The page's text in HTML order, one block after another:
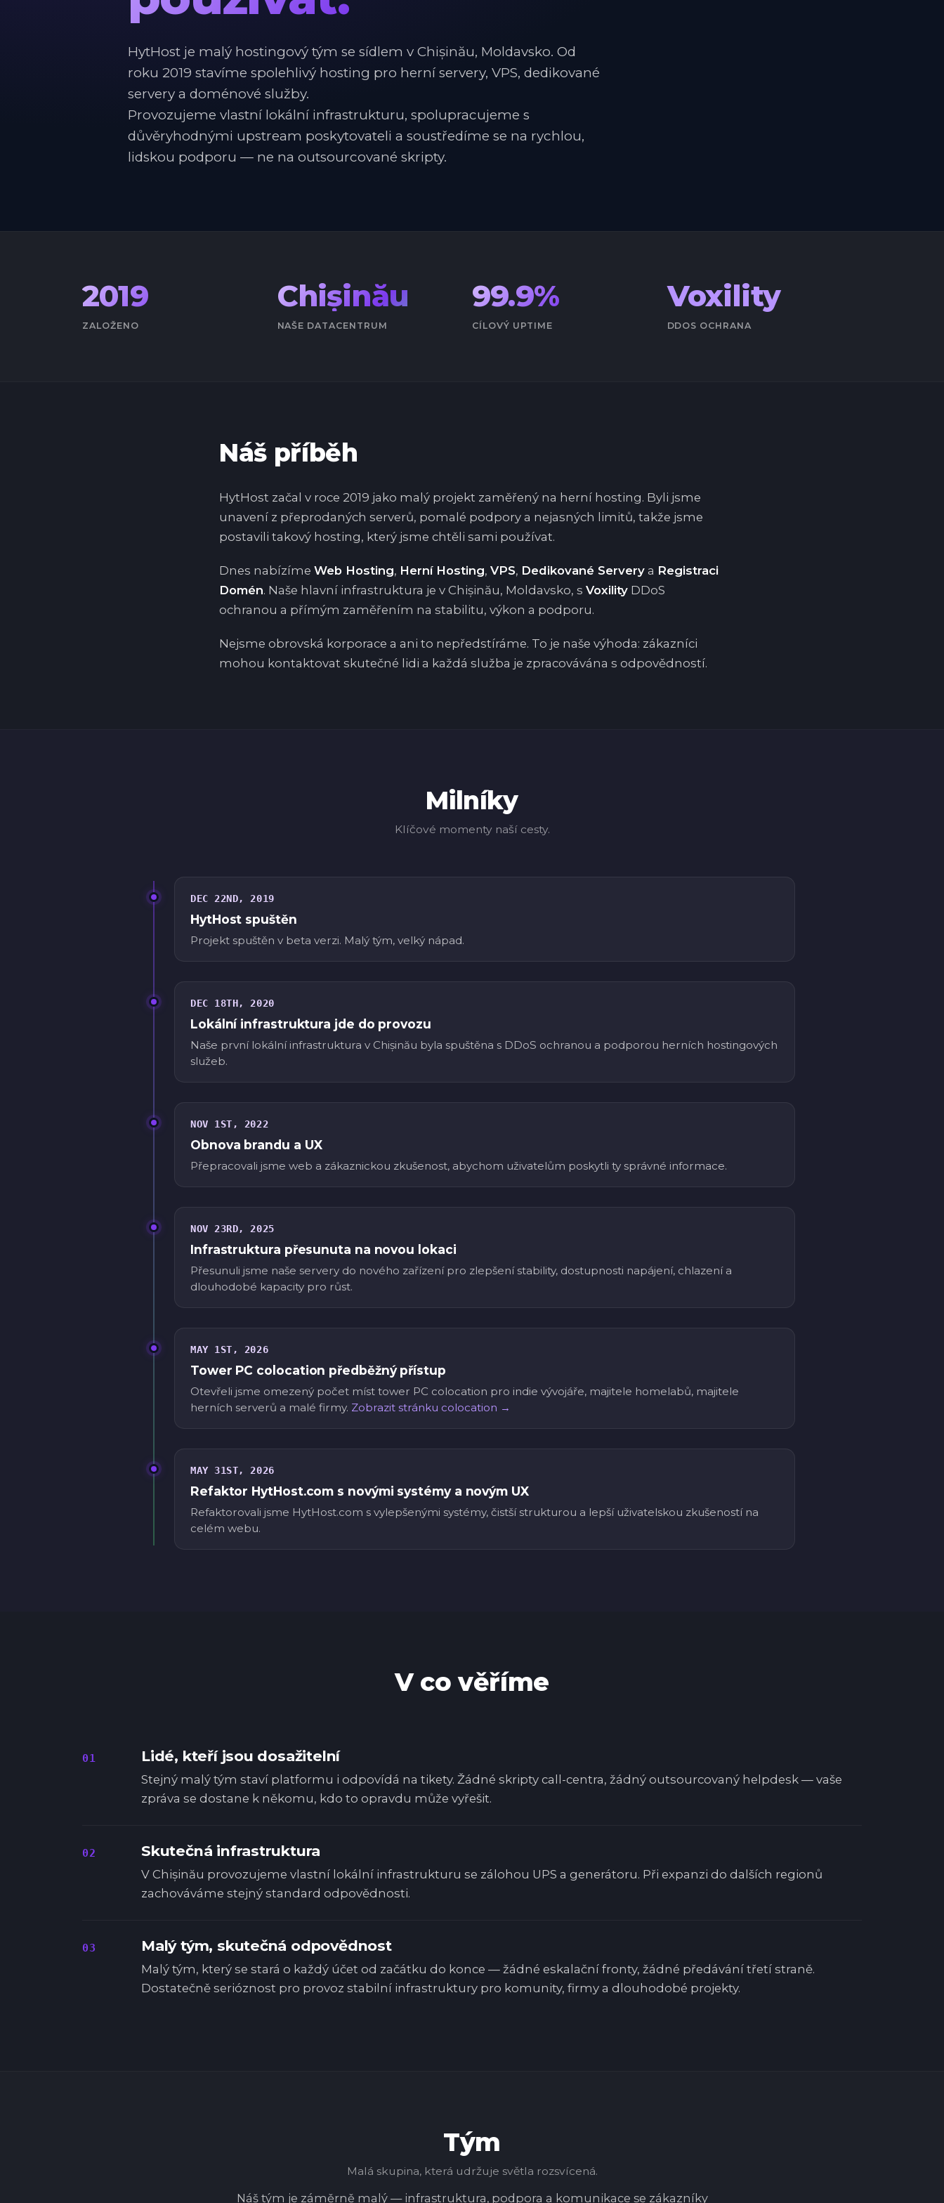
HytHost je malý hostingový tým se sídlem v Chișinău, Moldavsko. Od
roku 2019 stavíme spolehlivý hosting pro herní servery, VPS, dedikované
servery a doménové služby.
Provozujeme vlastní lokální infrastrukturu, spolupracujeme s
důvěryhodnými upstream poskytovateli a soustředíme se na rychlou,
lidskou podporu — ne na outsourcované skripty.
2019
ZALOŽENO
Chișinău
NAŠE DATACENTRUM
99.9%
CÍLOVÝ UPTIME
Voxility
DDOS OCHRANA
Náš příběh
HytHost začal v roce 2019 jako malý projekt zaměřený na herní hosting. Byli jsme
unavení z přeprodaných serverů, pomalé podpory a nejasných limitů, takže jsme
postavili takový hosting, který jsme chtěli sami používat.
Dnes nabízíme Web Hosting, Herní Hosting, VPS, Dedikované Servery a Registraci
Domén. Naše hlavní infrastruktura je v Chișinău, Moldavsko, s Voxility DDoS
ochranou a přímým zaměřením na stabilitu, výkon a podporu.
Nejsme obrovská korporace a ani to nepředstíráme. To je naše výhoda: zákazníci
mohou kontaktovat skutečné lidi a každá služba je zpracovávána s odpovědností.
Milníky
Klíčové momenty naší cesty.
DEC 22ND, 2019
HytHost spuštěn
Projekt spuštěn v beta verzi. Malý tým, velký nápad.
DEC 18TH, 2020
Lokální infrastruktura jde do provozu
Naše první lokální infrastruktura v Chișinău byla spuštěna s DDoS ochranou a podporou herních hostingových
služeb.
NOV 1ST, 2022
Obnova brandu a UX
Přepracovali jsme web a zákaznickou zkušenost, abychom uživatelům poskytli ty správné informace.
NOV 23RD, 2025
Infrastruktura přesunuta na novou lokaci
Přesunuli jsme naše servery do nového zařízení pro zlepšení stability, dostupnosti napájení, chlazení a
dlouhodobé kapacity pro růst.
MAY 1ST, 2026
Tower PC colocation předběžný přístup
Otevřeli jsme omezený počet míst tower PC colocation pro indie vývojáře, majitele homelabů, majitele
herních serverů a malé firmy. Zobrazit stránku colocation →
MAY 31ST, 2026
Refaktor HytHost.com s novými systémy a novým UX
Refaktorovali jsme HytHost.com s vylepšenými systémy, čistší strukturou a lepší uživatelskou zkušeností na
celém webu.
V co věříme
01 Lidé, kteří jsou dosažitelní
Stejný malý tým staví platformu i odpovídá na tikety. Žádné skripty call-centra, žádný outsourcovaný helpdesk — vaše
zpráva se dostane k někomu, kdo to opravdu může vyřešit.
02 Skutečná infrastruktura
V Chișinău provozujeme vlastní lokální infrastrukturu se zálohou UPS a generátoru. Při expanzi do dalších regionů
zachováváme stejný standard odpovědnosti.
03 Malý tým, skutečná odpovědnost
Malý tým, který se stará o každý účet od začátku do konce — žádné eskalační fronty, žádné předávání třetí straně.
Dostatečně serióznost pro provoz stabilní infrastruktury pro komunity, firmy a dlouhodobé projekty.
Tým
Malá skupina, která udržuje světla rozsvícená.
Náš tým je záměrně malý — infrastruktura, podpora a komunikace se zákazníky